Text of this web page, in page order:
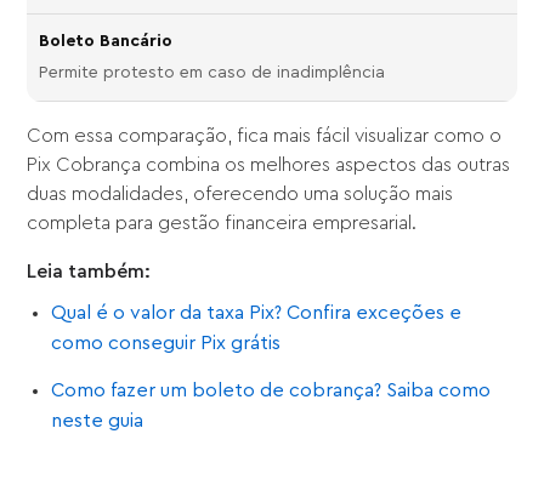
Permite protesto em caso de inadimplência
Com essa comparação, fica mais fácil visualizar como o
Pix Cobrança combina os melhores aspectos das outras
duas modalidades, oferecendo uma solução mais
completa para gestão financeira empresarial.
Leia também:
Qual é o valor da taxa Pix? Confira exceções e
como conseguir Pix grátis
Como fazer um boleto de cobrança? Saiba como
neste guia